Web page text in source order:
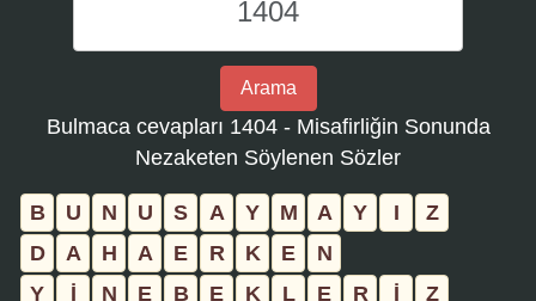
Word
Kelime
Oyunu
bulmaca
numarasını
girin
ve
aramayı
tıklayın:
Arama
Bulmaca cevapları 1404 - Misafirliğin Sonunda
Nezaketen Söylenen Sözler
B U N U S A Y M A Y I
Z
D
A H A E R K E
N
Y
İ N E B E K L E R İ Z